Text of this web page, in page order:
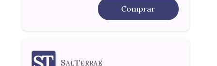
Comprar
SalTerrae